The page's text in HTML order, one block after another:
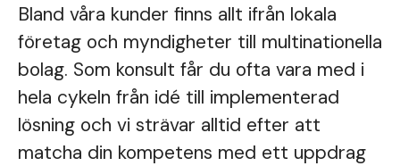
Bland våra kunder finns allt ifrån lokala
företag och myndigheter till multinationella
bolag. Som konsult får du ofta vara med i
hela cykeln från idé till implementerad
lösning och vi strävar alltid efter att
matcha din kompetens med ett uppdrag